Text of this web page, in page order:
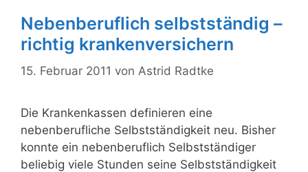
Nebenberuflich selbstständig –
richtig krankenversichern
15. Februar 2011 von Astrid Radtke
Die Krankenkassen definieren eine
nebenberufliche Selbstständigkeit neu. Bisher
konnte ein nebenberuflich Selbstständiger
beliebig viele Stunden seine Selbstständigkeit